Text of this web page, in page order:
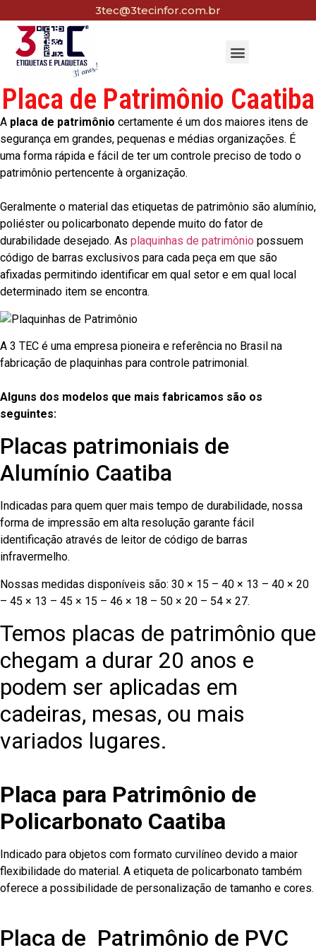
3tec@3tecinfor.com.br
Placa de Patrimônio Caatiba
A placa de patrimônio certamente é um dos maiores itens de
segurança em grandes, pequenas e médias organizações. É
uma forma rápida e fácil de ter um controle preciso de todo o
patrimônio pertencente à organização.
Geralmente o material das etiquetas de patrimônio são alumínio,
poliéster ou policarbonato depende muito do fator de
durabilidade desejado. As plaquinhas de patrimônio possuem
código de barras exclusivos para cada peça em que são
afixadas permitindo identificar em qual setor e em qual local
determinado item se encontra.
A 3 TEC é uma empresa pioneira e referência no Brasil na
fabricação de plaquinhas para controle patrimonial.
Alguns dos modelos que mais fabricamos são os
seguintes:
Placas patrimoniais de
Alumínio Caatiba
Indicadas para quem quer mais tempo de durabilidade, nossa
forma de impressão em alta resolução garante fácil
identificação através de leitor de código de barras
infravermelho.
Nossas medidas disponíveis são: 30 × 15 – 40 × 13 – 40 × 20
– 45 × 13 – 45 × 15 – 46 × 18 – 50 × 20 – 54 × 27.
Temos placas de patrimônio que
chegam a durar 20 anos e
podem ser aplicadas em
cadeiras, mesas, ou mais
variados lugares.
Placa para Patrimônio de
Policarbonato Caatiba
Indicado para objetos com formato curvilíneo devido a maior
flexibilidade do material. A etiqueta de policarbonato também
oferece a possibilidade de personalização de tamanho e cores.
Placa de Patrimônio de PVC